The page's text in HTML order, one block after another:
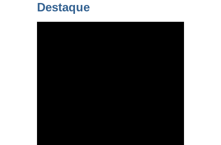
Destaque